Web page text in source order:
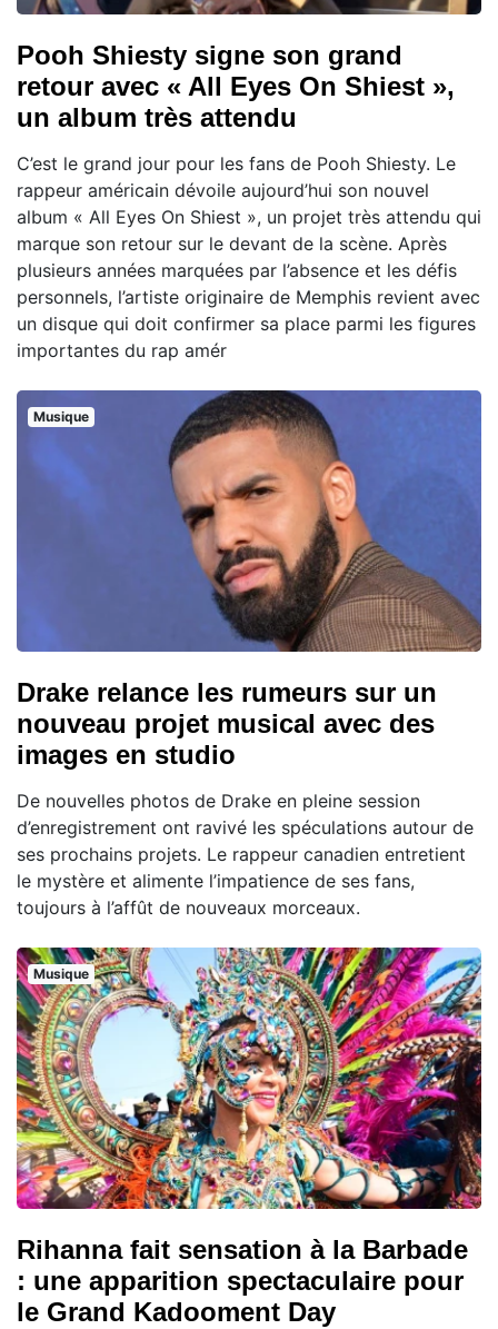
Pooh Shiesty signe son grand
retour avec « All Eyes On Shiest »,
un album très attendu
C’est le grand jour pour les fans de Pooh Shiesty. Le
rappeur américain dévoile aujourd’hui son nouvel
album « All Eyes On Shiest », un projet très attendu qui
marque son retour sur le devant de la scène. Après
plusieurs années marquées par l’absence et les défis
personnels, l’artiste originaire de Memphis revient avec
un disque qui doit confirmer sa place parmi les figures
importantes du rap amér
Musique
Drake relance les rumeurs sur un
nouveau projet musical avec des
images en studio
De nouvelles photos de Drake en pleine session
d’enregistrement ont ravivé les spéculations autour de
ses prochains projets. Le rappeur canadien entretient
le mystère et alimente l’impatience de ses fans,
toujours à l’affût de nouveaux morceaux.
Musique
Rihanna fait sensation à la Barbade
: une apparition spectaculaire pour
le Grand Kadooment Day